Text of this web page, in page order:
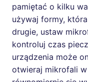
pamiętać o kilku
używaj formy,
drugie, ustaw
kontroluj czas
urządzenia może
otwieraj mikrofali